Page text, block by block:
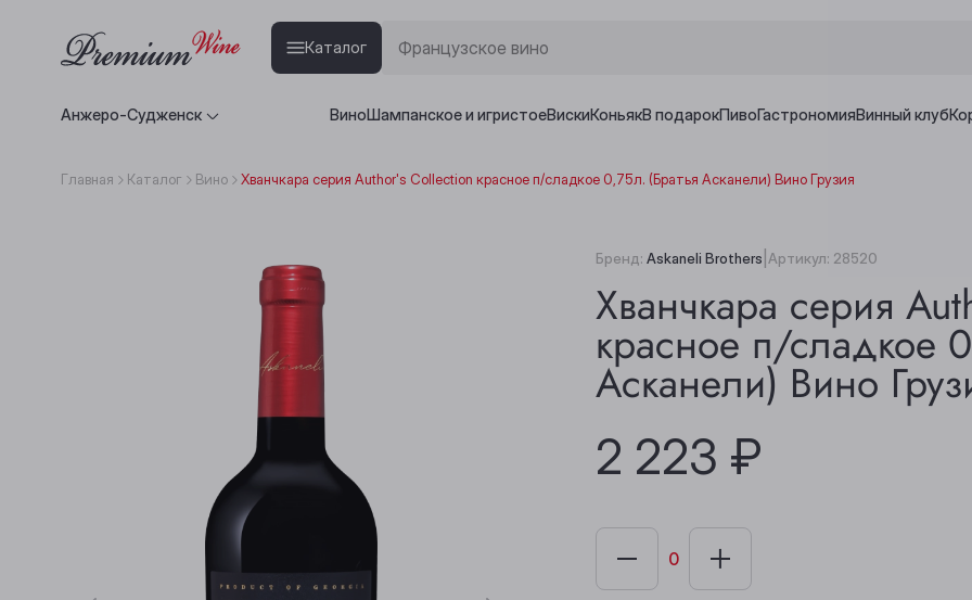
Каталог
Анжеро-Судженск ВиноШампанское и игристоеВискиКоньякВ подарокПивоГастрономияВинный клуб
Главная Каталог Вино Хванчкара серия Author's Collection красное п/сладкое 0,75л. (Братья Асканели) Вино Грузия
Бренд: Askaneli Brothers Артикул: 28520
Хванчкара серия
красное п/сладкое
Асканели) Вино
2 223 ₽